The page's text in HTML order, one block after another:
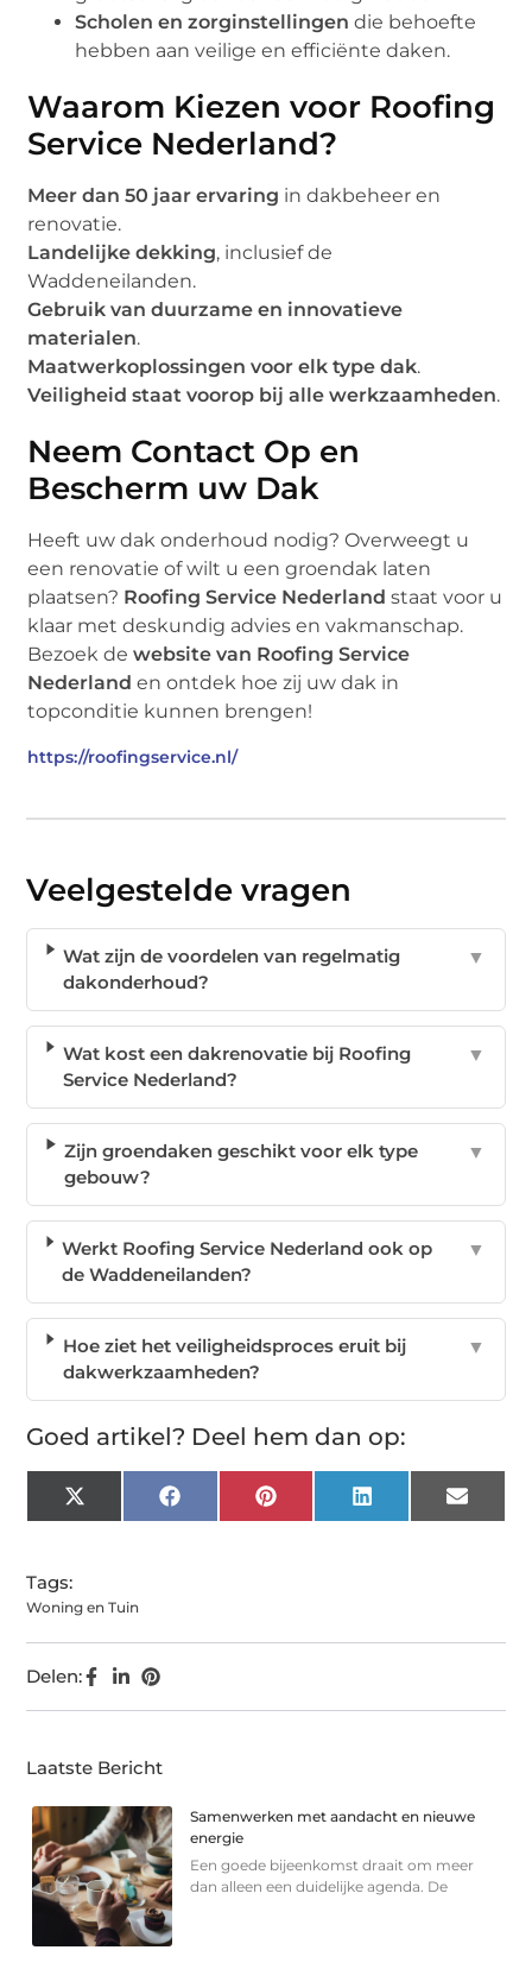
Scholen en zorginstellingen die behoefte
hebben aan veilige en efficiënte daken.
Waarom Kiezen voor Roofing
Service Nederland?
Meer dan 50 jaar ervaring in dakbeheer en
renovatie.
Landelijke dekking, inclusief de
Waddeneilanden.
Gebruik van duurzame en innovatieve
materialen.
Maatwerkoplossingen voor elk type dak.
Veiligheid staat voorop bij alle werkzaamheden.
Neem Contact Op en
Bescherm uw Dak
Heeft uw dak onderhoud nodig? Overweegt u
een renovatie of wilt u een groendak laten
plaatsen? Roofing Service Nederland staat voor u
klaar met deskundig advies en vakmanschap.
Bezoek dewebsite van Roofing Service
Nederland en ontdek hoe zij uw dak in
topconditie kunnen brengen!
https://roofingservice.nl/
Veelgestelde vragen
Wat zijn de voordelen van regelmatig
dakonderhoud?
▼
Wat kost een dakrenovatie bij Roofing
Service Nederland?
▼
Zijn groendaken geschikt voor elk type
gebouw?
▼
Werkt Roofing Service Nederland ook op
de Waddeneilanden?
▼
Hoe ziet het veiligheidsproces eruit bij
dakwerkzaamheden?
▼
Goed artikel? Deel hem dan op:
X
(Twitter)
FacebookPinterest LinkedIn Email
Tags:
Woning en Tuin
Delen:
Laatste Bericht
Samenwerken met aandacht en nieuwe
energie
Een goede bijeenkomst draait om meer
dan alleen een duidelijke agenda. De